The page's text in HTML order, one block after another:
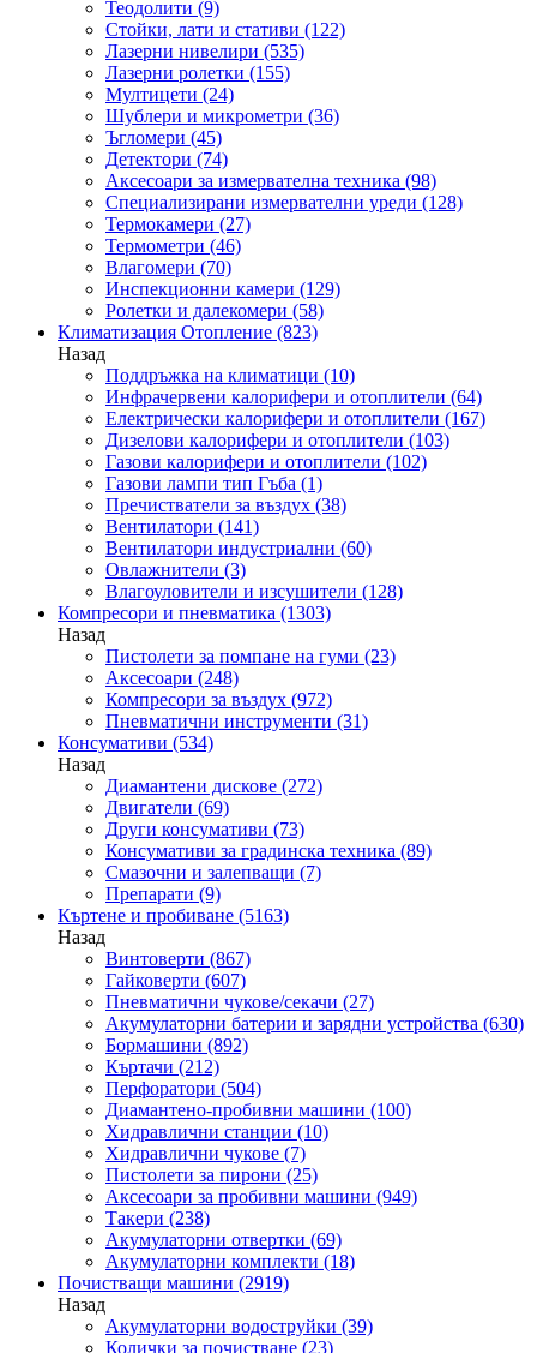
Теодолити (9)
Стойки, лати и стативи (122)
Лазерни нивелири (535)
Лазерни ролетки (155)
Мултицети (24)
Шублери и микрометри (36)
Ъгломери (45)
Детектори (74)
Аксесоари за измервателна техника (98)
Специализирани измервателни уреди (128)
Термокамери (27)
Термометри (46)
Влагомери (70)
Инспекционни камери (129)
Ролетки и далекомери (58)
Климатизация Отопление (823)
Назад
Поддръжка на климатици (10)
Инфрачервени калорифери и отоплители (64)
Електрически калорифери и отоплители (167)
Дизелови калорифери и отоплители (103)
Газови калорифери и отоплители (102)
Газови лампи тип Гъба (1)
Пречистватели за въздух (38)
Вентилатори (141)
Вентилатори индустриални (60)
Овлажнители (3)
Влагоуловители и изсушители (128)
Компресори и пневматика (1303)
Назад
Пистолети за помпане на гуми (23)
Аксесоари (248)
Компресори за въздух (972)
Пневматични инструменти (31)
Консумативи (534)
Назад
Диамантени дискове (272)
Двигатели (69)
Други консумативи (73)
Консумативи за градинска техника (89)
Смазочни и залепващи (7)
Препарати (9)
Къртене и пробиване (5163)
Назад
Винтоверти (867)
Гайковерти (607)
Пневматични чукове/секачи (27)
Акумулаторни батерии и зарядни устройства (630)
Бормашини (892)
Къртачи (212)
Перфоратори (504)
Диамантено-пробивни машини (100)
Хидравлични станции (10)
Хидравлични чукове (7)
Пистолети за пирони (25)
Аксесоари за пробивни машини (949)
Такери (238)
Акумулаторни отвертки (69)
Акумулаторни комплекти (18)
Почистващи машини (2919)
Назад
Акумулаторни водоструйки (39)
Колички за почистване (23)